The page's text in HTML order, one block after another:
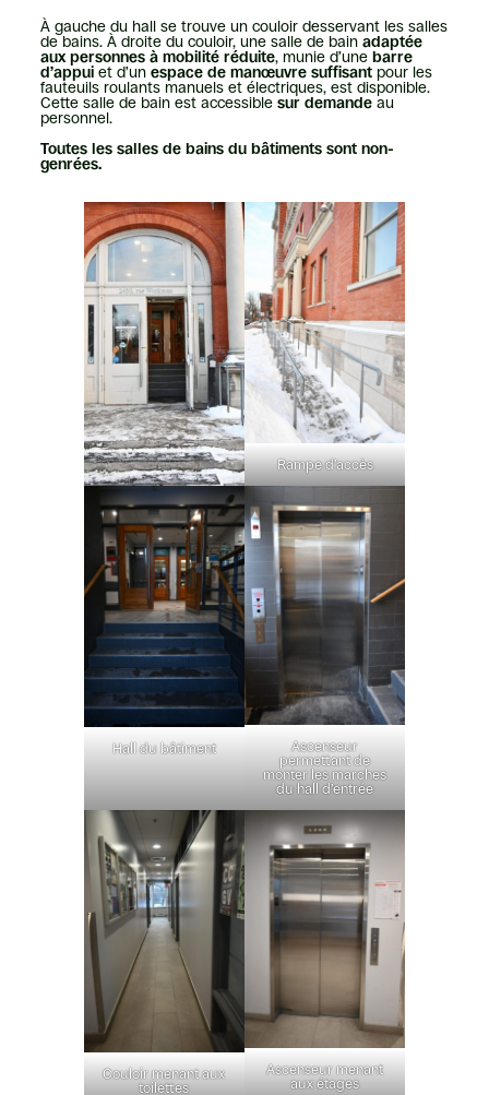
À gauche du hall se trouve un couloir desservant les salles
de bains. À droite du couloir, une salle de bain adaptée
aux personnes à mobilité réduite, munie d’une barre
d’appuiet d’un espace de manœuvre suffisant pour les
fauteuils roulants manuels et électriques, est disponible.
Cette salle de bain est accessible sur demandeau
personnel.
Toutes les salles de bains du bâtiments sont non-
genrées.
Rampe d’accès
Hall du bâtiment
Ascenseur
permettant de
monter les marches
du hall d’entrée
Couloir menant aux
toilettes
Ascenseur menant
aux étages